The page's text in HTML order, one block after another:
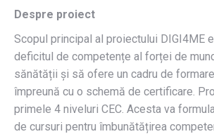
Despre proiect
Scopul principal al proiectului DIGI4ME
deficitul de competențe al forței de
sănătății și să ofere un cadru de
împreună cu o schemă de certificare.
primele 4 niveluri CEC. Acesta va
de cursuri pentru îmbunătățirea